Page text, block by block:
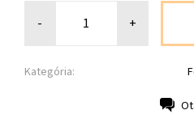
- +
Kategória: